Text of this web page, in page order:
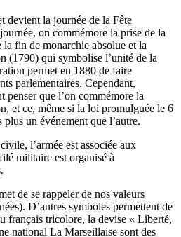
devient la journée de la Fête
on commémore la prise de la
fin de monarchie absolue et la
(1790) qui symbolise l’unité de la
permet en 1880 de faire
parlementaires. Cependant,
penser que l’on commémore la
et ce, même si la loi promulguée le 6
un événement que l’autre.
l’armée est associée aux
militaire est organisé à
de se rappeler de nos valeurs
D’autres symboles permettent de
français tricolore, la devise « Liberté,
national La Marseillaise sont des